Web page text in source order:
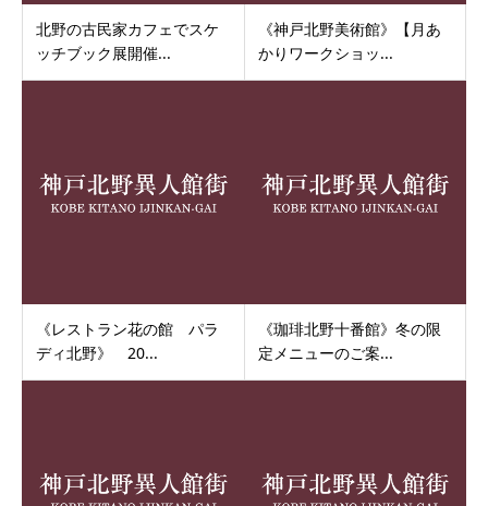
北野の古民家カフェでスケ
ッチブック展開催...
《神戸北野美術館》【月あ
かりワークショッ...
《レストラン花の館 パラ
ディ北野》 20...
《珈琲北野十番館》冬の限
定メニューのご案...